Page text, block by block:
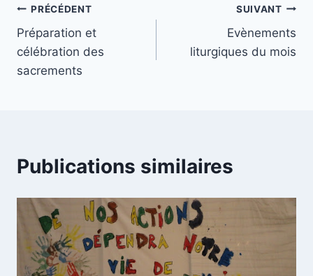
Navigation
de
l’article
PRÉCÉDENT
Préparation et
célébration des
sacrements
SUIVANT
Evènements
liturgiques du mois
Publications similaires